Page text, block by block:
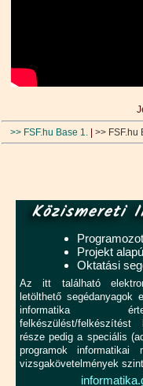
>> FSF.hu Base 1. >> FSF.hu
Közismereti
Projekt
Oktatási
Az itt található
letölthető segédanyagok
informatika
felkészülést/
része pedig a speciális
programok informatikai
vizsgakövetelmények